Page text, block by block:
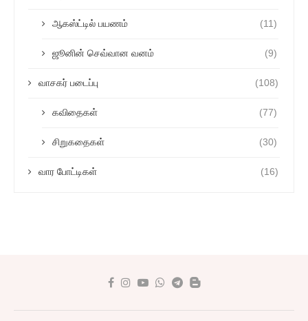
ஆகஸ்ட்டில் பயணம் (11)
ஜூனின் செவ்வான வனம் (9)
வாசகர் படைப்பு (108)
கவிதைகள் (77)
சிறுகதைகள் (30)
வார போட்டிகள் (16)